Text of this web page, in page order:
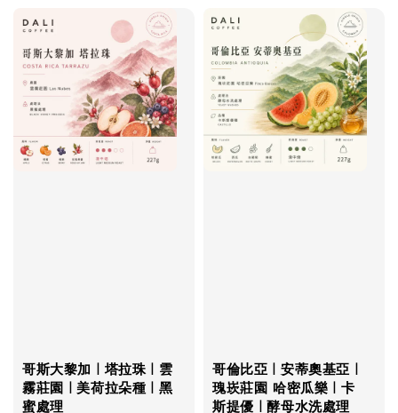
哥斯大黎加｜塔拉珠｜雲
霧莊園｜美荷拉朵種｜黑
蜜處理
哥倫比亞｜安蒂奧基亞｜
瑰崁莊園 哈密瓜樂｜卡
斯提優｜酵母水洗處理